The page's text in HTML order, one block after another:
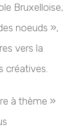
Bruxelloise,
noeuds »,
vers la
créatives.
à thème »